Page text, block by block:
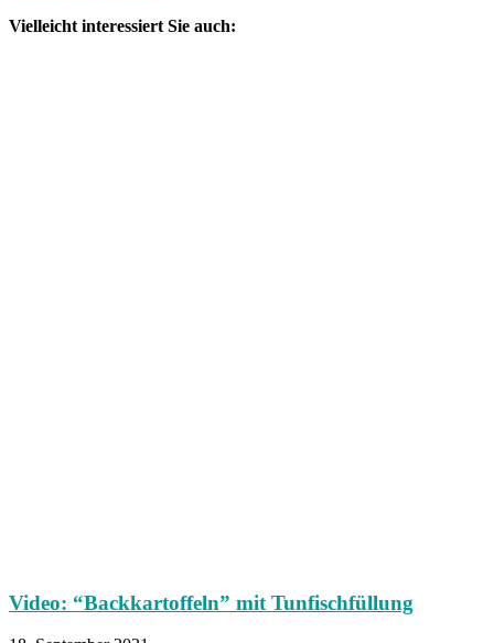
Vielleicht interessiert Sie auch:
Video: “Backkartoffeln” mit Tunfischfüllung